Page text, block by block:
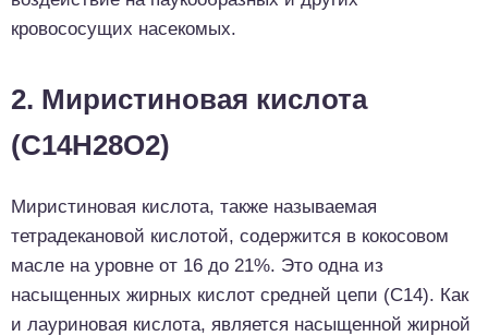
кровососущих насекомых.
2. Миристиновая кислота
(C14H28O2)
Миристиновая кислота, также называемая
тетрадекановой кислотой, содержится в кокосовом
масле на уровне от 16 до 21%. Это одна из
насыщенных жирных кислот средней цепи (С14). Как
и лауриновая кислота, является насыщенной жирной